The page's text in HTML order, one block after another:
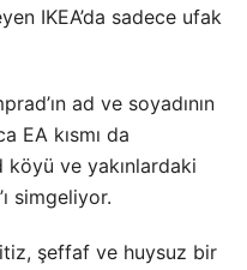
IKEA’da sadece ufak
ad ve soyadının
EA kısmı da
köyü ve yakınlardaki
simgeliyor.
şeffaf ve huysuz bir